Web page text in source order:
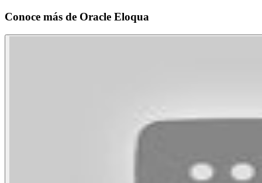
Conoce más de Oracle Eloqua